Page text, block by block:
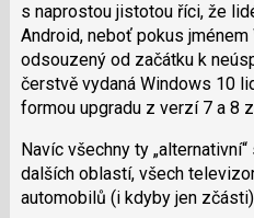
s naprostou jistotou říci, že
Android, neboť pokus
odsouzený od začátku k
čerstvě vydaná Windows 10
formou upgradu z verzí 7 a 8
Navíc všechny ty
dalších oblastí, všech
automobilů (i kdyby jen